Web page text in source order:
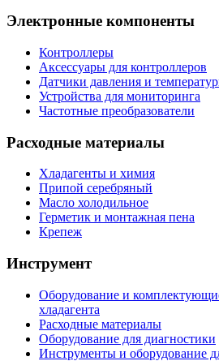
Электронные компоненты
Контроллеры
Аксессуары для контроллеров
Датчики давления и
Устройства для мониторинга
Частотные преобразователи
Расходные материалы
Хладагенты и химия
Припой серебряный
Масло холодильное
Герметик и монтажная пена
Крепеж
Инструмент
Оборудование и
хладагента
Расходные материалы
Оборудование для диагностики
Инструменты и оборудование